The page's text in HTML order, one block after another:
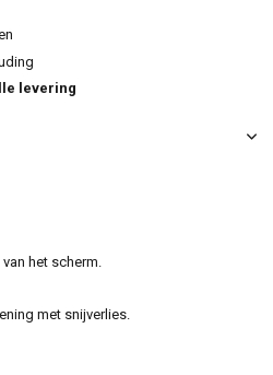
levering
het scherm.
met snijverlies.